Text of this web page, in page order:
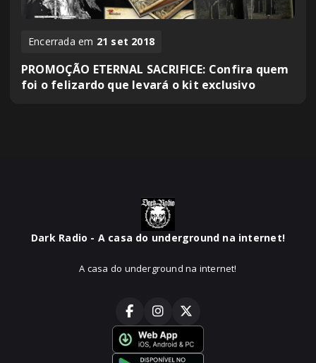
Encerrada em 21 set 2018
PROMOÇÃO ETERNAL SACRIFICE: Confira quem
foi o felizardo que levará o kit exclusivo
Dark Radio - A casa do underground na internet!
A casa do underground na internet!